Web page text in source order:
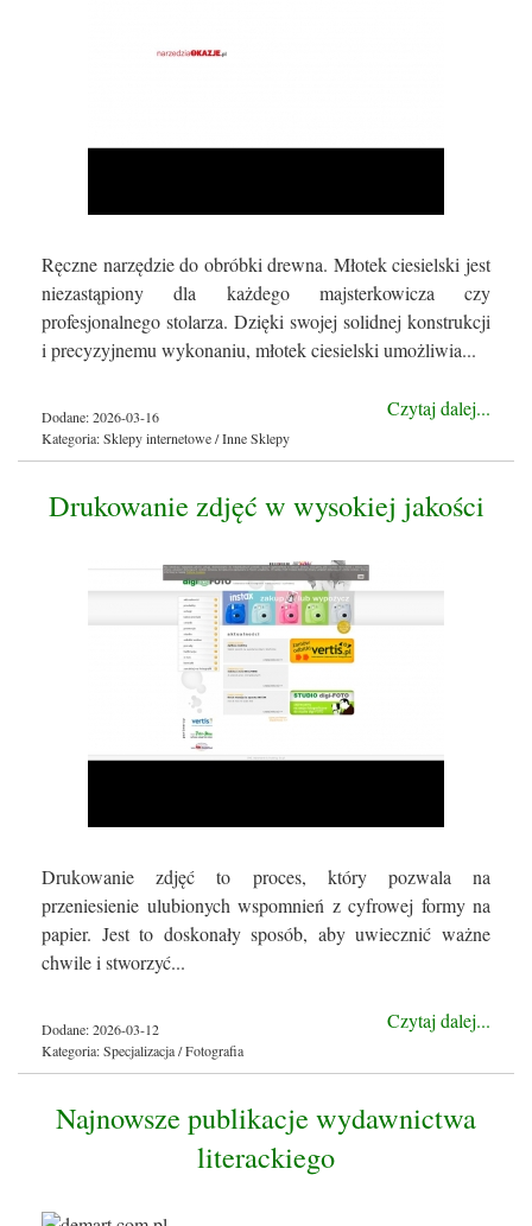
Ręczne narzędzie do obróbki drewna. Młotek ciesielski jest
niezastąpiony dla każdego majsterkowicza czy
profesjonalnego stolarza. Dzięki swojej solidnej konstrukcji
i precyzyjnemu wykonaniu, młotek ciesielski umożliwia...
Czytaj dalej...
Dodane: 2026-03-16
Kategoria: Sklepy internetowe / Inne Sklepy
Drukowanie zdjęć w wysokiej jakości
Drukowanie zdjęć to proces, który pozwala na
przeniesienie ulubionych wspomnień z cyfrowej formy na
papier. Jest to doskonały sposób, aby uwiecznić ważne
chwile i stworzyć...
Czytaj dalej...
Dodane: 2026-03-12
Kategoria: Specjalizacja / Fotografia
Najnowsze publikacje wydawnictwa
literackiego